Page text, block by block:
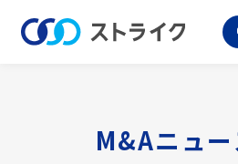
M&Aニュ